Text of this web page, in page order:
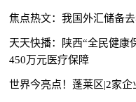
焦点热文：我国外汇储备
天天快播：陕西“全民健康
450万元医疗保障
世界今亮点！蓬莱区|2家